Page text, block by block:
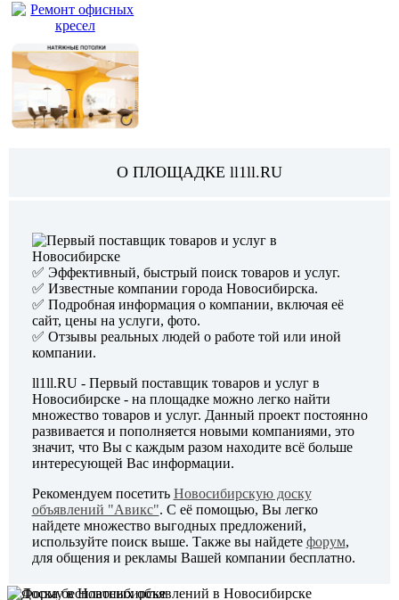
ТОВАРЫ И
О ПЛОЩАДКЕ ll1ll.RU
✅ Эффективный, быстрый поиск товаров и услуг.
✅ Известные компании города Новосибирска.
✅ Подробная информация о компании, включая её
сайт, цены на услуги, фото.
✅ Отзывы реальных людей о работе той или иной
компании.
ll1ll.RU - Первый поставщик товаров и услуг в
Новосибирске - на площадке можно легко найти
множество товаров и услуг. Данный проект постоянно
развивается и пополняется новыми компаниями, это
значит, что Вы с каждым разом находите всё больше
интересующей Вас информации.
Рекомендуем посетить Новосибирскую доску
объявлений "Авикс". С её помощью, Вы легко
найдете множество выгодных предложений,
используйте поиск выше. Также вы найдете форум,
для общения и рекламы Вашей компании бесплатно.